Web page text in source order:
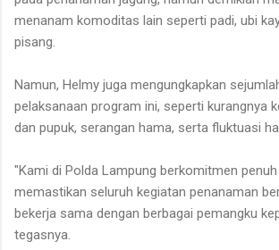
menanam komoditas lain seperti padi, ubi
pisang.
Namun, Helmy juga mengungkapkan
pelaksanaan program ini, seperti kurangnya
dan pupuk, serangan hama, serta fluktuasi
"Kami di Polda Lampung berkomitmen
memastikan seluruh kegiatan penanaman
bekerja sama dengan berbagai pemangku
tegasnya.